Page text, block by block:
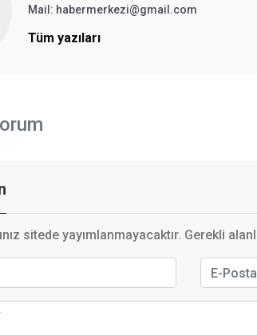
Mail: habermerkezi@gmail.com
Tüm yazıları
sitede yayımlanmayacaktır. Gerekli